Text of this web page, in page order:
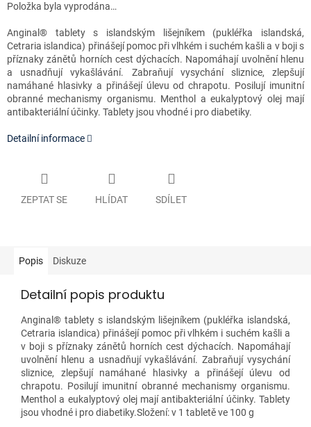
Položka byla vyprodána…
Anginal® tablety s islandským lišejníkem (pukléřka islandská,
Cetraria islandica) přinášejí pomoc při vlhkém i suchém kašli a v boji s
příznaky zánětů horních cest dýchacích. Napomáhají uvolnění hlenu
a usnadňují vykašlávání. Zabraňují vysychání sliznice, zlepšují
namáhané hlasivky a přinášejí úlevu od chrapotu. Posilují imunitní
obranné mechanismy organismu. Menthol a eukalyptový olej mají
antibakteriální účinky. Tablety jsou vhodné i pro diabetiky.
Detailní informace
ZEPTAT SE HLÍDAT SDÍLET
Popis Diskuze
Detailní popis produktu
Anginal® tablety s islandským lišejníkem (pukléřka islandská,
Cetraria islandica) přinášejí pomoc při vlhkém i suchém kašli a
v boji s příznaky zánětů horních cest dýchacích. Napomáhají
uvolnění hlenu a usnadňují vykašlávání. Zabraňují vysychání
sliznice, zlepšují namáhané hlasivky a přinášejí úlevu od
chrapotu. Posilují imunitní obranné mechanismy organismu.
Menthol a eukalyptový olej mají antibakteriální účinky. Tablety
jsou vhodné i pro diabetiky.Složení: v 1 tabletě ve 100 g